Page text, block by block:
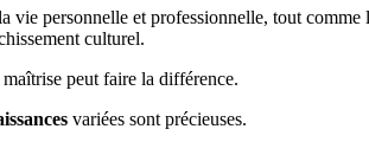
vie personnelle et professionnelle, tout
culturel.
maîtrise peut faire la différence.
variées sont précieuses.